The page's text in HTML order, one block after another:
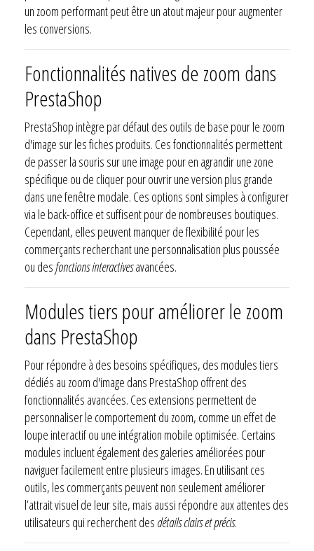
un zoom performant peut être un atout majeur pour augmenter
les conversions.
Fonctionnalités natives de zoom dans
PrestaShop
PrestaShop intègre par défaut des outils de base pour le zoom
d'image sur les fiches produits. Ces fonctionnalités permettent
de passer la souris sur une image pour en agrandir une zone
spécifique ou de cliquer pour ouvrir une version plus grande
dans une fenêtre modale. Ces options sont simples à configurer
via le back-office et suffisent pour de nombreuses boutiques.
Cependant, elles peuvent manquer de flexibilité pour les
commerçants recherchant une personnalisation plus poussée
ou desfonctions interactivesavancées.
Modules tiers pour améliorer le zoom
dans PrestaShop
Pour répondre à des besoins spécifiques, des modules tiers
dédiés au zoom d'image dans PrestaShop offrent des
fonctionnalités avancées. Ces extensions permettent de
personnaliser le comportement du zoom, comme un effet de
loupe interactif ou une intégration mobile optimisée. Certains
modules incluent également des galeries améliorées pour
naviguer facilement entre plusieurs images. En utilisant ces
outils, les commerçants peuvent non seulement améliorer
l’attrait visuel de leur site, mais aussi répondre aux attentes des
utilisateurs qui recherchent des détails clairs et précis.